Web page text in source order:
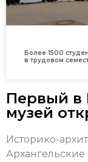
Более 1500
в трудовом
Первый в
музей
Историко-